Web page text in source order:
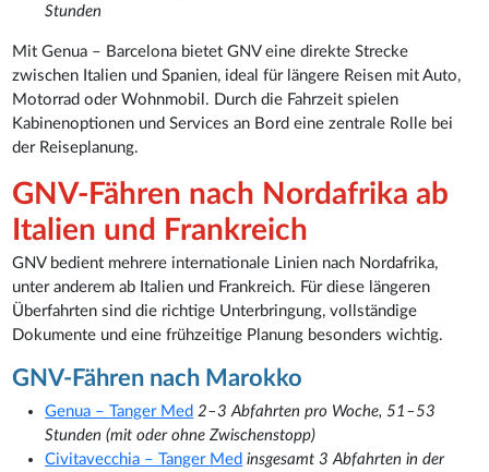
Stunden
Mit Genua – Barcelona bietet GNV eine direkte Strecke
zwischen Italien und Spanien, ideal für längere Reisen mit Auto,
Motorrad oder Wohnmobil. Durch die Fahrzeit spielen
Kabinenoptionen und Services an Bord eine zentrale Rolle bei
der Reiseplanung.
GNV-Fähren nach Nordafrika ab
Italien und Frankreich
GNV bedient mehrere internationale Linien nach Nordafrika,
unter anderem ab Italien und Frankreich. Für diese längeren
Überfahrten sind die richtige Unterbringung, vollständige
Dokumente und eine frühzeitige Planung besonders wichtig.
GNV-Fähren nach Marokko
Genua – Tanger Med 2–3 Abfahrten pro Woche, 51–53
Stunden (mit oder ohne Zwischenstopp)
Civitavecchia – Tanger Med insgesamt 3 Abfahrten in der